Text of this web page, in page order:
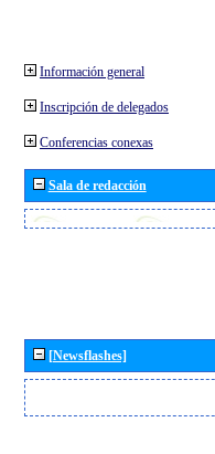
Información general
Inscripción de delegados
Conferencias conexas
Sala de redacción
[Newsflashes]